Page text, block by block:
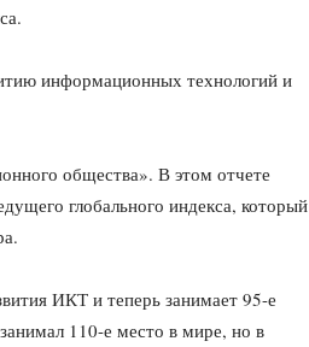
информационных технологий и
общества». В этом отчете
глобального индекса, который
ИКТ и теперь занимает 95-е
110-е место в мире, но в